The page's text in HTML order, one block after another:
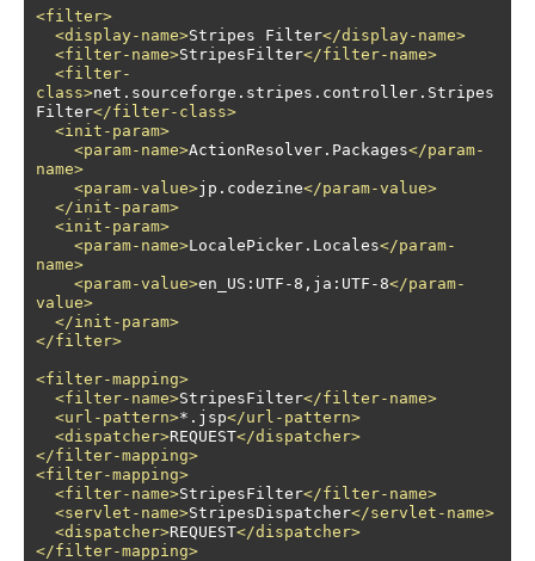
<filter>
<display-name>Stripes Filter</display-name>
<filter-name>StripesFilter</filter-name>
<filter-
class>net.sourceforge.stripes.controller.Stripes
Filter</filter-class>
<init-param>
<param-name>ActionResolver.Packages</param-
name>
<param-value>jp.codezine</param-value>
</init-param>
<init-param>
<param-name>LocalePicker.Locales</param-
name>
<param-value>en_US:UTF-8,ja:UTF-8</param-
value>
</init-param>
</filter>
<filter-mapping>
<filter-name>StripesFilter</filter-name>
<url-pattern>*.jsp</url-pattern>
<dispatcher>REQUEST</dispatcher>
</filter-mapping>
<filter-mapping>
<filter-name>StripesFilter</filter-name>
<servlet-name>StripesDispatcher</servlet-name>
<dispatcher>REQUEST</dispatcher>
</filter-mapping>